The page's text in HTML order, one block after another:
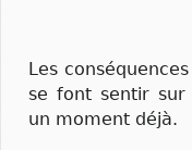
Les
se font sentir sur
un moment déjà.